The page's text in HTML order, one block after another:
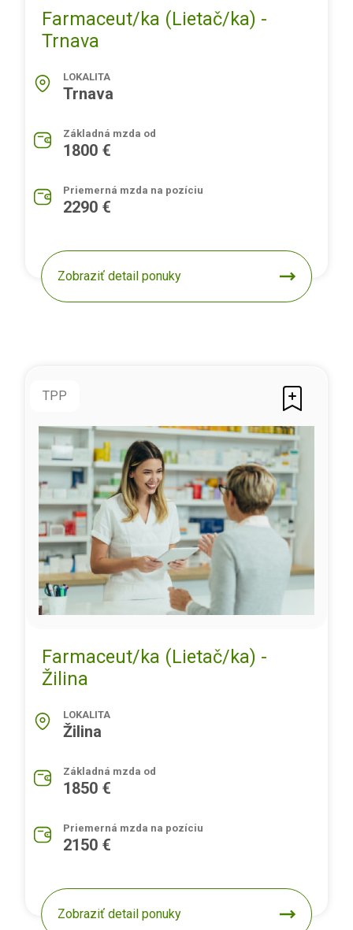
Farmaceut/ka (Lietač/ka) -
Trnava
LOKALITA
Trnava
Základná mzda od
1800 €
Priemerná mzda na pozíciu
2290 €
Zobraziť detail ponuky
TPP
Farmaceut/ka (Lietač/ka) -
Žilina
LOKALITA
Žilina
Základná mzda od
1850 €
Priemerná mzda na pozíciu
2150 €
Zobraziť detail ponuky